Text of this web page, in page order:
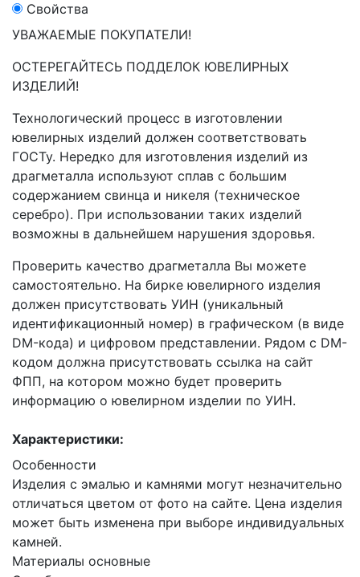
Свойства
УВАЖАЕМЫЕ ПОКУПАТЕЛИ!
ОСТЕРЕГАЙТЕСЬ ПОДДЕЛОК ЮВЕЛИРНЫХ
ИЗДЕЛИЙ!
Технологический процесс в изготовлении
ювелирных изделий должен соответствовать
ГОСТу. Нередко для изготовления изделий из
драгметалла используют сплав с большим
содержанием свинца и никеля (техническое
серебро). При использовании таких изделий
возможны в дальнейшем нарушения здоровья.
Проверить качество драгметалла Вы можете
самостоятельно. На бирке ювелирного изделия
должен присутствовать УИН (уникальный
идентификационный номер) в графическом (в виде
DM-кода) и цифровом представлении. Рядом с DM-
кодом должна присутствовать ссылка на сайт
ФПП, на котором можно будет проверить
информацию о ювелирном изделии по УИН.
Характеристики:
Особенности
Изделия с эмалью и камнями могут незначительно
отличаться цветом от фото на сайте. Цена изделия
может быть изменена при выборе индивидуальных
камней.
Материалы основные